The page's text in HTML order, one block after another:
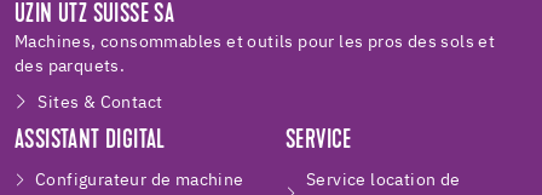
UZIN UTZ SUISSE SA
Machines, consommables et outils pour les pros des sols et
des parquets.
Sites & Contact
ASSISTANT DIGITAL
Configurateur de machine
SERVICE
Service location de